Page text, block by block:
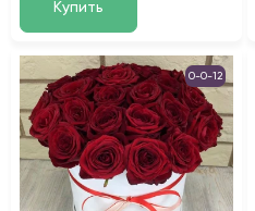
Купить
0-0-12